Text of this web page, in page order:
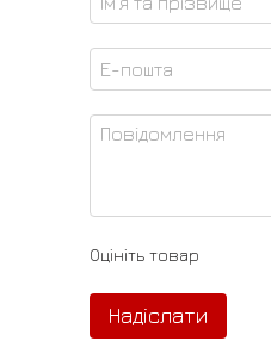
Оцініть товар
Надіслати